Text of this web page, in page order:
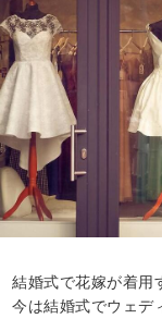
結婚式で花嫁が着用
今は結婚式でウェデ